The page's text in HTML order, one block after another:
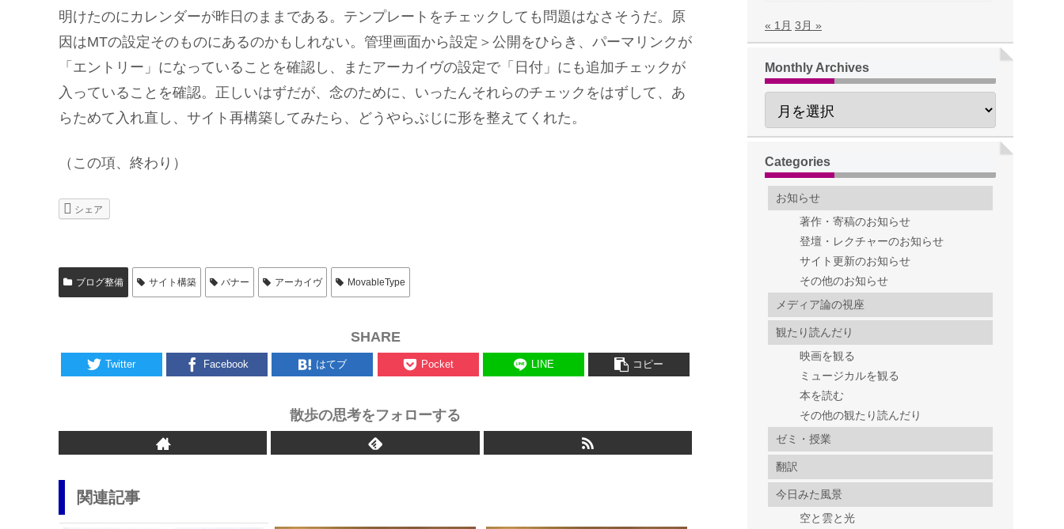
明けたのにカレンダーが昨日のままである。テンプレートをチェックしても問題はなさそうだ。原
因はMTの設定そのものにあるのかもしれない。管理画面から設定＞公開をひらき、パーマリンクが
「エントリー」になっていることを確認し、またアーカイヴの設定で「日付」にも追加チェックが
入っていることを確認。正しいはずだが、念のために、いったんそれらのチェックをはずして、あ
らためて入れ直し、サイト再構築してみたら、どうやらぶじに形を整えてくれた。
（この項、終わり）
シェア
ブログ整備 サイト構築 バナー アーカイヴ MovableType
SHARE
Twitter Facebook はてブ Pocket LINE コピー
散歩の思考をフォローする
関連記事
« 1月 3月 »
Monthly Archives
Categories
お知らせ
著作・寄稿のお知らせ
登壇・レクチャーのお知らせ
サイト更新のお知らせ
その他のお知らせ
メディア論の視座
観たり読んだり
映画を観る
ミュージカルを観る
本を読む
その他の観たり読んだり
ゼミ・授業
翻訳
今日みた風景
空と雲と光